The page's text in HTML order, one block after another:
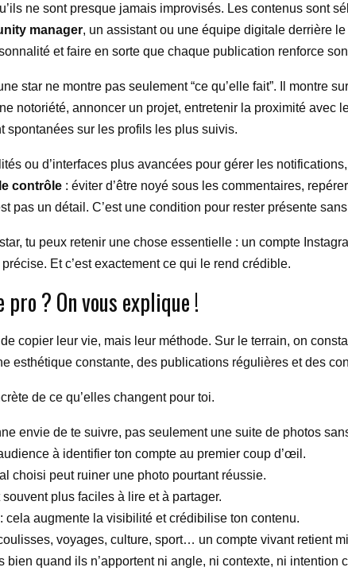
ne sont presque jamais improvisés. Les contenus sont
manager, un assistant ou une équipe digitale derrière
et faire en sorte que chaque publication renforce
star ne montre pas seulement “ce qu’elle fait”. Il montre
notoriété, annoncer un projet, entretenir la proximité avec
spontanées sur les profils les plus suivis.
ou d’interfaces plus avancées pour gérer les
contrôle : éviter d’être noyé sous les commentaires,
pas un détail. C’est une condition pour rester présente
tu peux retenir une chose essentielle : un compte
Et c’est exactement ce qui le rend crédible.
? On vous explique !
copier leur vie, mais leur méthode. Sur le terrain, on
esthétique constante, des publications régulières et des
de ce qu’elles changent pour toi.
envie de te suivre, pas seulement une suite de photos
à identifier ton compte au premier coup d’œil.
choisi peut ruiner une photo pourtant réussie.
souvent plus faciles à lire et à partager.
: cela augmente la visibilité et crédibilise ton contenu.
voyages, culture, sport… un compte vivant retient
bien quand ils n’apportent ni angle, ni contexte, ni intention